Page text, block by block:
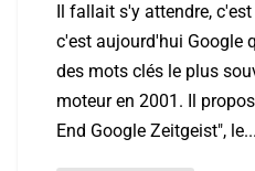
Il fallait s'y attendre,
c'est aujourd'hui Google
des mots clés le plus
moteur en 2001. Il
End Google Zeitgeist", le...